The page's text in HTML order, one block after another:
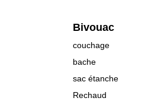
Bivouac
couchage
bache
sac étanche
Rechaud